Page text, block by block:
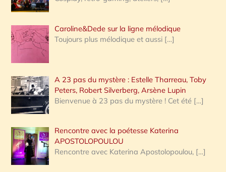
Caroline&Dede sur la ligne mélodique
Toujours plus mélodique et aussi […]
A 23 pas du mystère : Estelle Tharreau, Toby
Peters, Robert Silverberg, Arsène Lupin
Bienvenue à 23 pas du mystère ! Cet été […]
Rencontre avec la poétesse Katerina
APOSTOLOPOULOU
Rencontre avec Katerina Apostolopoulou, […]